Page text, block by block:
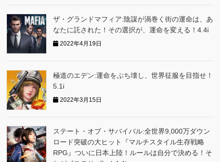
ザ・グランドマフィア:陰謀が渦巻く街の運命は、あ
なたに託された！その選択が、運命を変える！4.4i
2022年4月19日
極道のエデン:運命をぶち壊し、世界征服を目指せ！
5.1i
2022年3月15日
ステート・オブ・サバイバル:全世界9,000万ダウン
ロード突破の大ヒット『マルチスタイル生存戦略
RPG』ついに日本上陸！ルールは自分で決める！そ